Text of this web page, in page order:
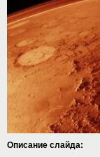
Описание слайда: